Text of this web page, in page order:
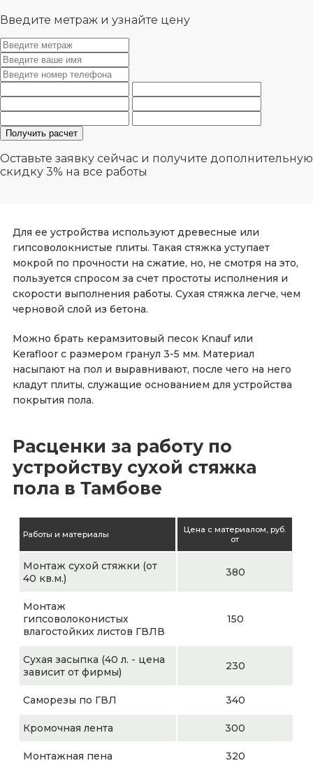
Введите метраж и узнайте цену
Оставьте заявку сейчас и получите дополнительную
скидку 3% на все работы
Для ее устройства используют древесные или
гипсоволокнистые плиты. Такая стяжка уступает
мокрой по прочности на сжатие, но, не смотря на это,
пользуется спросом за счет простоты исполнения и
скорости выполнения работы. Сухая стяжка легче, чем
черновой слой из бетона.
Можно брать керамзитовый песок Knauf или
Kerafloor с размером гранул 3-5 мм. Материал
насыпают на пол и выравнивают, после чего на него
кладут плиты, служащие основанием для устройства
покрытия пола.
Расценки за работу по
устройству сухой стяжка
пола в Тамбове
Работы и материалы
Цена с материалом, руб.
от
Монтаж сухой стяжки (от
40 кв.м.)
380
Монтаж
гипсоволоконистых
влагостойких листов ГВЛВ
150
Сухая засыпка (40 л. - цена
зависит от фирмы)
230
Саморезы по ГВЛ 340
Кромочная лента 300
Монтажная пена 320